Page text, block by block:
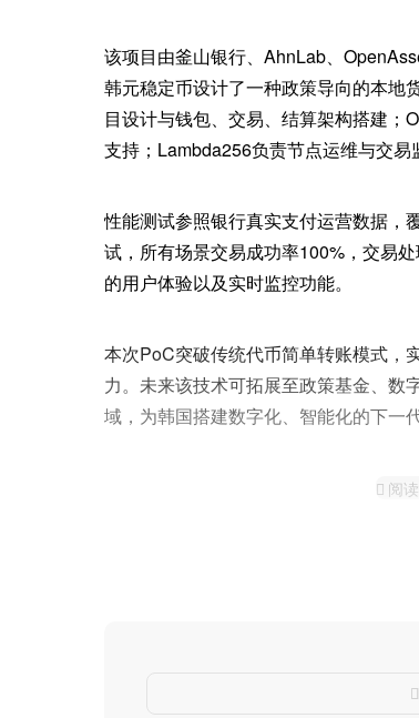
该项目由釜山银行、AhnLab、
韩元稳定币设计了一种政策导向的本地
目设计与钱包、交易、结算架构搭建；
支持；Lambda256负责节点运维与交易
性能测试参照银行真实支付运营数据，
试，所有场景交易成功率100%，交易
的用户体验以及实时监控功能。
本次PoC突破传统代币简单转账模式，
力。未来该技术可拓展至政策基金、数
域，为韩国搭建数字化、智能化的下一
 阅
